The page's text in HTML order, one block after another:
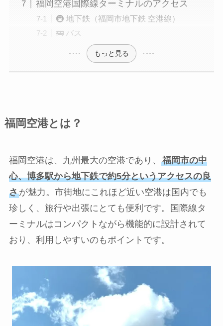
福岡空港国際線ターミナルのアクセス
🚇 地下鉄（福岡市地下鉄 空港線）
🚌 バス
もっと見る
福岡空港とは？
福岡空港は、九州最大の空港であり、 福岡市の中
心、博多駅から地下鉄で約5分というアクセスの良
さが魅力。市街地にこれほど近い空港は国内でも
珍しく、旅行や出張にとても便利です。国際線タ
ーミナルはコンパクトながら機能的に設計されて
おり、利用しやすいのもポイントです。